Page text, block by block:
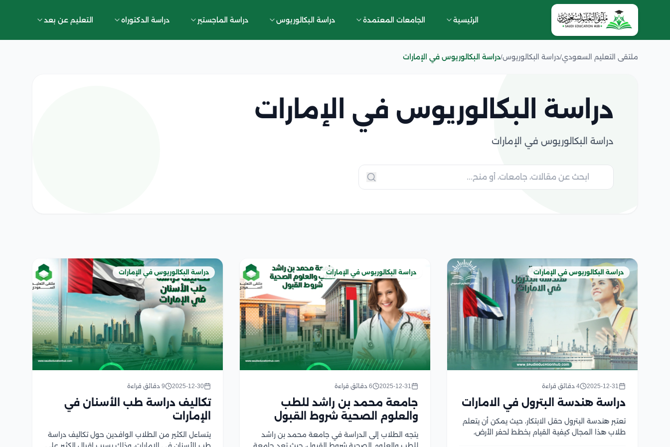
الرئيسية الجامعات المعتمدة دراسة البكالوريوس دراسة الماجستير دراسة الدكتوراه التعليم عن بعد
ملتقى التعليم السعودي/دراسة البكالوريوس/دراسة البكالوريوس في الإمارات
دراسة البكالوريوس في الإمارات
دراسة البكالوريوس في الإمارات
دراسة البكالوريوس في الإمارات
2025-12-31 4 دقائق قراءة
دراسة هندسة البترول في الامارات
تعتبر هندسة البترول حقل الابتكار، حيث يمكن أن يتعلم
طلاب هذا المجال كيفية القيام بخطط لحفر الأرض،
دراسة البكالوريوس في الإمارات
2025-12-31 6 دقائق قراءة
جامعة محمد بن راشد للطب
والعلوم الصحية شروط القبول
يتجه الطلاب إلى الدراسة في جامعة محمد بن راشد
دراسة البكالوريوس في الإمارات
2025-12-30 9 دقائق قراءة
تكاليف دراسة طب الأسنان في
الإمارات
يتساءل الكثير من الطلاب الوافدين حول تكاليف دراسة